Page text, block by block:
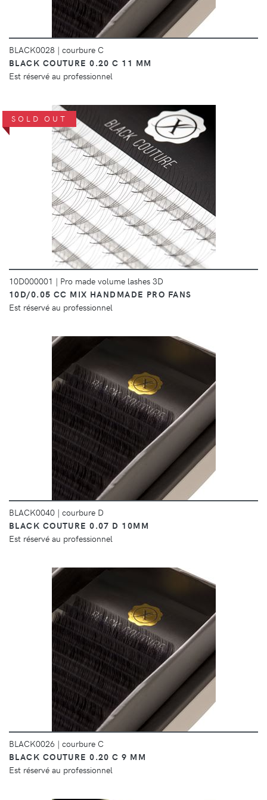
BLACK0028 | courbure C
BLACK COUTURE 0.20 C 11 MM
Est réservé au professionnel
SOLD OUT
DÉTAILS
10D000001 | Pro made volume lashes 3D
10D/0.05 CC MIX HANDMADE PRO FANS
Est réservé au professionnel
DÉTAILS
BLACK0040 | courbure D
BLACK COUTURE 0.07 D 10MM
Est réservé au professionnel
DÉTAILS
BLACK0026 | courbure C
BLACK COUTURE 0.20 C 9 MM
Est réservé au professionnel